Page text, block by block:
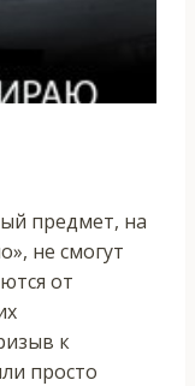
предмет, на
не смогут
от
к
просто